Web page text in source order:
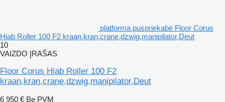
platforma puspriekabė Floor Corus
Hiab Roller 100 F2 kraan,kran,crane,dzwig,manipilator,Deut
10
VAIZDO ĮRAŠAS
Floor Corus Hiab Roller 100 F2
kraan,kran,crane,dzwig,manipilator,Deut
6 950 € Be PVM